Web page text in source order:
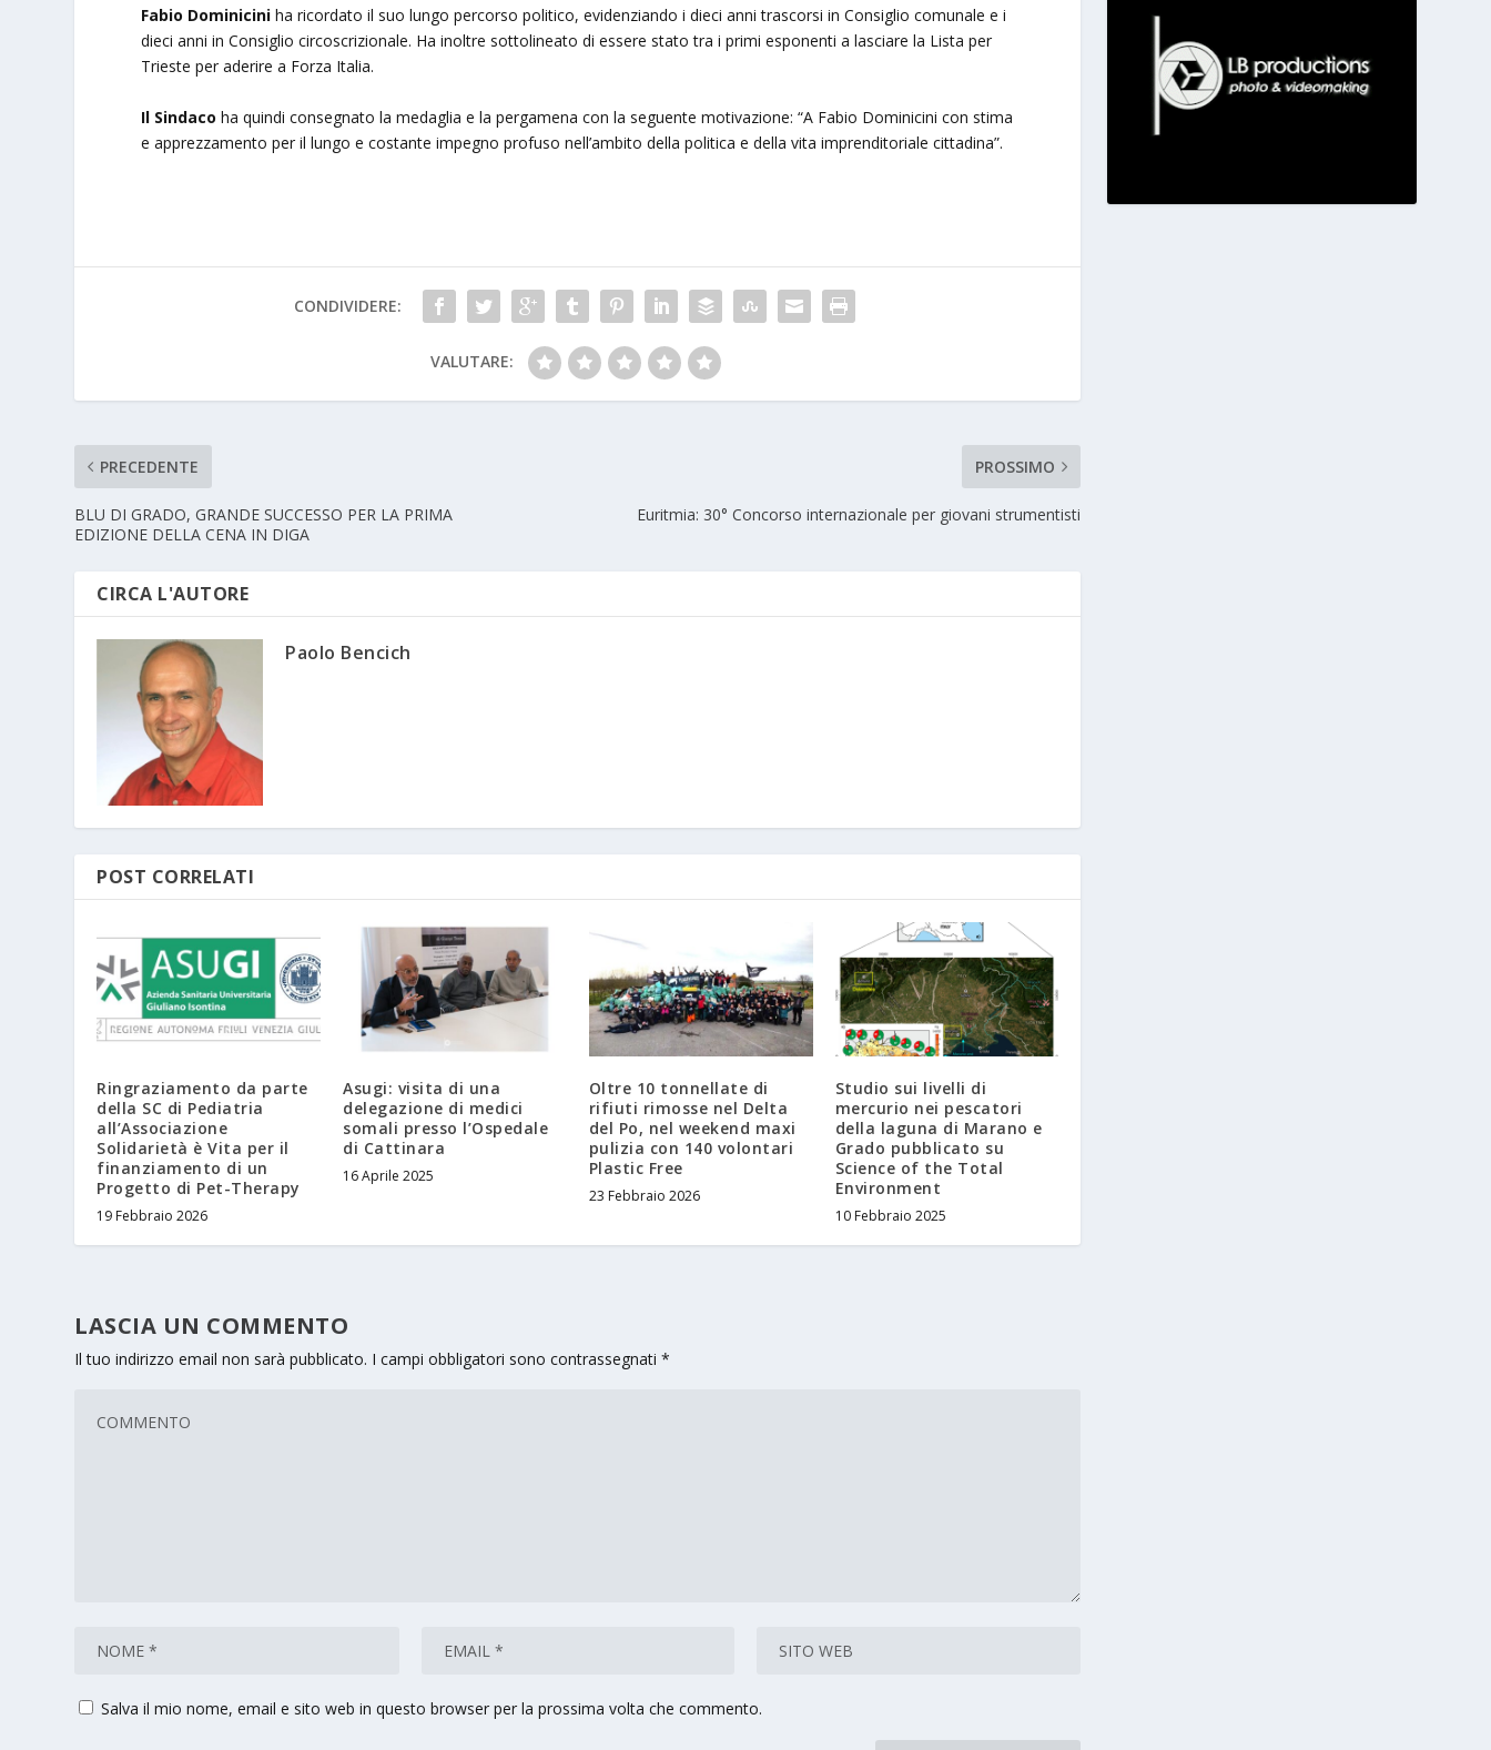
Fabio Dominiciniha ricordato il suo lungo percorso politico, evidenziando i dieci anni trascorsi in Consiglio comunale e i
dieci anni in Consiglio circoscrizionale. Ha inoltre sottolineato di essere stato tra i primi esponenti a lasciare la Lista per
Trieste per aderire a Forza Italia.
Il Sindaco ha quindi consegnato la medaglia e la pergamena con la seguente motivazione: “A Fabio Dominicini con stima
e apprezzamento per il lungo e costante impegno profuso nell’ambito della politica e della vita imprenditoriale cittadina”.
CONDIVIDERE:
VALUTARE:
PRECEDENTE
BLU DI GRADO, GRANDE SUCCESSO PER LA PRIMA
EDIZIONE DELLA CENA IN DIGA
PROSSIMO
Euritmia: 30° Concorso internazionale per giovani strumentisti
CIRCA L'AUTORE
Paolo Bencich
POST CORRELATI
Ringraziamento da parte
della SC di Pediatria
all’Associazione
Solidarietà è Vita per il
finanziamento di un
Progetto di Pet-Therapy
19 Febbraio 2026
Asugi: visita di una
delegazione di medici
somali presso l’Ospedale
di Cattinara
16 Aprile 2025
Oltre 10 tonnellate di
rifiuti rimosse nel Delta
del Po, nel weekend maxi
pulizia con 140 volontari
Plastic Free
23 Febbraio 2026
Studio sui livelli di
mercurio nei pescatori
della laguna di Marano e
Grado pubblicato su
Science of the Total
Environment
10 Febbraio 2025
LASCIA UN COMMENTO
Il tuo indirizzo email non sarà pubblicato. I campi obbligatori sono contrassegnati*
Salva il mio nome, email e sito web in questo browser per la prossima volta che commento.